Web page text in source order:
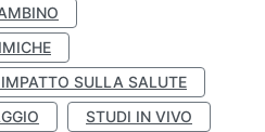
SULLA SALUTE
STUDI IN VIVO